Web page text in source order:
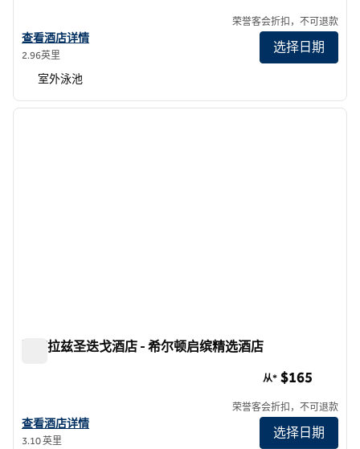
查看 希尔顿逸林酒店 圣地亚哥湾畔 酒店详情
查看酒店详情
2.96英里
荣誉客会折扣，不可退款
选择日期
室外泳池
1/12
下一
蒙萨拉兹圣迭戈酒店 - 希尔顿启缤精选酒店
查看希尔顿启缤精选酒店的The Monsaraz San Diego详细信息
查看酒店详情
3.10 英里
从* $165
荣誉客会折扣，不可退款
选择日期